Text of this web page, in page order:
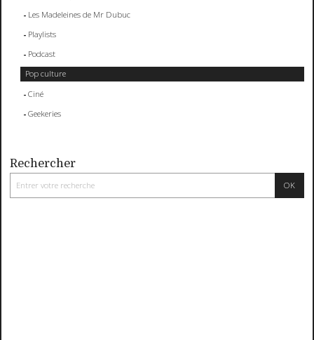
Les Madeleines de Mr Dubuc
Playlists
Podcast
Pop culture
Ciné
Geekeries
Rechercher